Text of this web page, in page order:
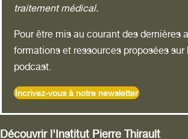
traitement médical.
Pour être mis au courant des dernières
formations et ressources proposées sur
podcast.
Incrivez-vous à notre newsletter
Découvrir l'Institut Pierre Thirault